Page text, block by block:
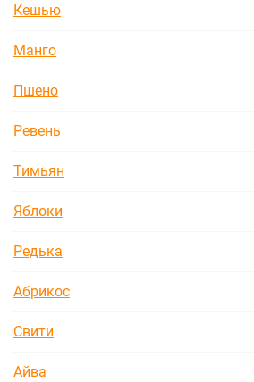
Кешью
Манго
Пшено
Ревень
Тимьян
Яблоки
Редька
Абрикос
Свити
Айва